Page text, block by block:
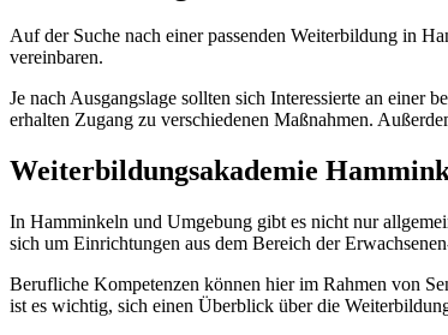
Auf der Suche nach einer passenden Weiterbildung in
vereinbaren.
Je nach Ausgangslage sollten sich Interessierte an einer
erhalten Zugang zu verschiedenen Maßnahmen.
Weiterbildungsakademie
In Hamminkeln und Umgebung gibt es nicht nur
sich um Einrichtungen aus dem Bereich der
Berufliche Kompetenzen können hier im Rahmen von
ist es wichtig, sich einen Überblick über die